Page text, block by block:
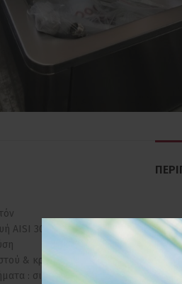
AISI 304 πάχους 0,8mm
& κρύου νερού
: σιφόνι , βαλβίδ, τάπα κλπ